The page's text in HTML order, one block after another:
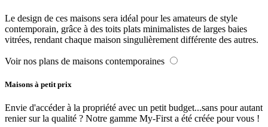
Le design de ces maisons sera idéal pour les amateurs de style
contemporain, grâce à des toits plats minimalistes de larges baies
vitrées, rendant chaque maison singulièrement différente des autres.
Voir nos plans de maisons contemporaines
Maisons à petit prix
Envie d'accéder à la propriété avec un petit budget...sans pour autant
renier sur la qualité ? Notre gamme My-First a été créée pour vous !